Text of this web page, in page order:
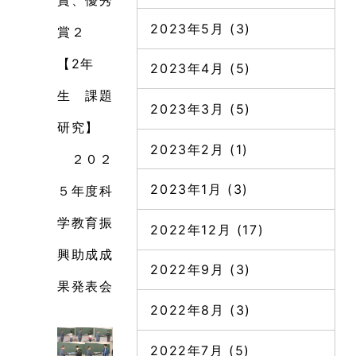
賞２
【2年
生 課題
研究】
２０２
５年度科
学教育振
興助成成
果発表会
2023年5月 (3)
2023年4月 (5)
2023年3月 (5)
2023年2月 (1)
2023年1月 (3)
2022年12月 (17)
2022年9月 (3)
2022年8月 (3)
2022年7月 (5)